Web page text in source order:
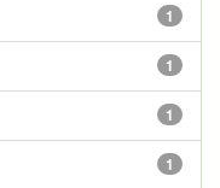
1
1
1
1